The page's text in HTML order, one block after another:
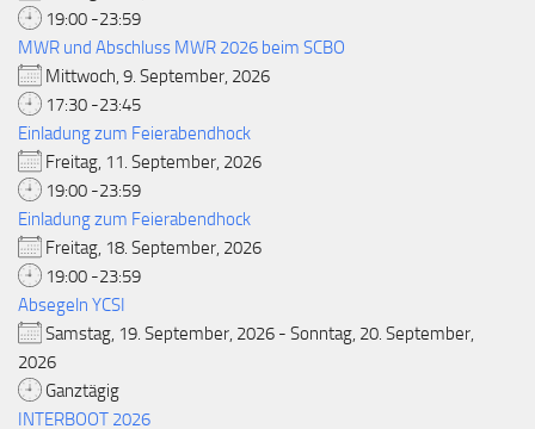
19:00 -23:59
MWR und Abschluss MWR 2026 beim SCBO
Mittwoch, 9. September, 2026
17:30 -23:45
Einladung zum Feierabendhock
Freitag, 11. September, 2026
19:00 -23:59
Einladung zum Feierabendhock
Freitag, 18. September, 2026
19:00 -23:59
Absegeln YCSI
Samstag, 19. September, 2026 - Sonntag, 20. September,
2026
Ganztägig
INTERBOOT 2026